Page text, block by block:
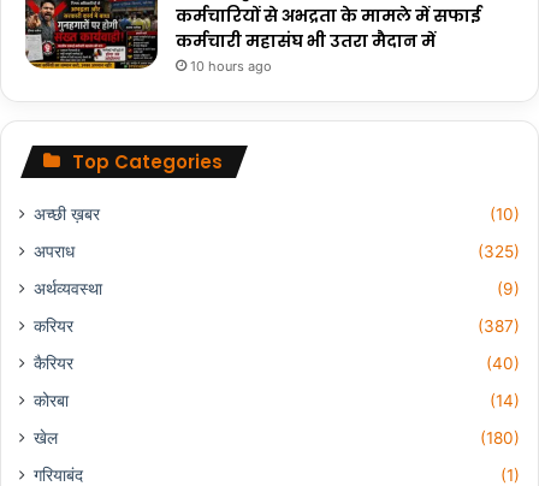
कर्मचारियों से अभद्रता के मामले में सफाई
कर्मचारी महासंघ भी उतरा मैदान में
10 hours ago
Top Categories
अच्छी ख़बर
(10)
अपराध
(325)
अर्थव्यवस्था
(9)
करियर
(387)
कैरियर
(40)
कोरबा
(14)
खेल
(180)
गरियाबंद
(1)